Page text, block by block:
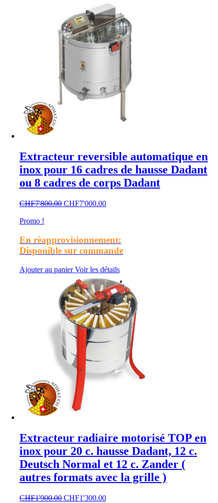
Extracteur reversible automatique en
inox pour 16 cadres de hausse Dadant
ou 8 cadres de corps Dadant
CHF7'800.00 Le
CHF7'800.00.
CHF7'000.00Le
CHF7'000.00.
Promo !
En rèapprovisionnement:
Disponible sur commande
Ajouter au panierVoir les détails
Extracteur radiaire motorisé TOP en
inox pour 20 c. hausse Dadant, 12 c.
Deutsch Normal et 12 c. Zander (
autres formats avec la grille )
CHF1'900.00 Le
CHF1'300.00Le